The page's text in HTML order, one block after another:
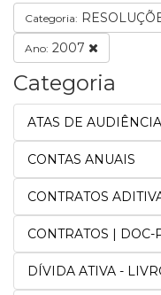
Categoria:
Ano: 2007
Categoria
ATAS DE
CONTAS ANUAIS
CONTRATOS
CONTRATOS | DOC-
DÍVIDA ATIVA -